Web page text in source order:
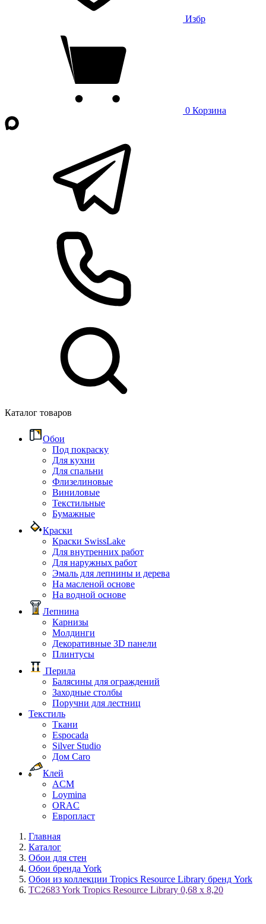
Избр
0 Корзина
Каталог товаров
Обои
Под покраску
Для кухни
Для спальни
Флизелиновые
Виниловые
Текстильные
Бумажные
Краски
Краски SwissLake
Для внутренних работ
Для наружных работ
Эмаль для лепнины и дерева
На масленой основе
На водной основе
Лепнина
Карнизы
Молдинги
Декоративные 3D панели
Плинтусы
Перила
Балясины для ограждений
Заходные столбы
Поручни для лестниц
Текстиль
Ткани
Espocada
Silver Studio
Дом Caro
Клей
ACM
Loymina
ORAC
Европласт
Главная
Каталог
Обои для стен
Обои бренда York
Обои из коллекции Tropics Resource Library бренд York
TC2683 York Tropics Resource Library 0,68 x 8,20